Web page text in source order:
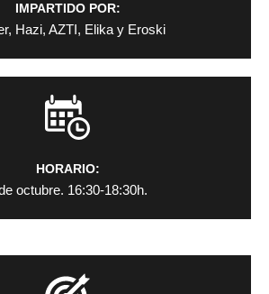
IMPARTIDO POR:
Hazi, AZTI, Elika y Eroski
HORARIO:
octubre. 16:30-18:30h.